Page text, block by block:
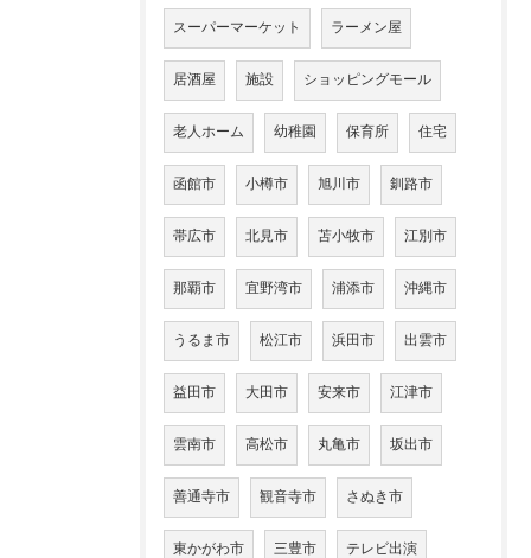
スーパーマーケット ラーメン屋
居酒屋 施設 ショッピングモール
老人ホーム 幼稚園 保育所 住宅
函館市 小樽市 旭川市 釧路市
帯広市 北見市 苫小牧市 江別市
那覇市 宜野湾市 浦添市 沖縄市
うるま市 松江市 浜田市 出雲市
益田市 大田市 安来市 江津市
雲南市 高松市 丸亀市 坂出市
善通寺市 観音寺市 さぬき市
東かがわ市 三豊市 テレビ出演